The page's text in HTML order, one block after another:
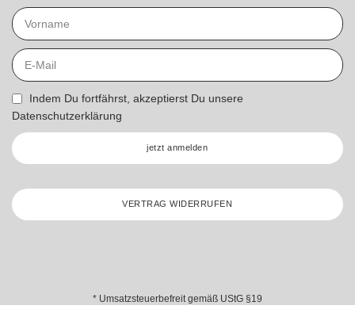
Indem Du fortfährst, akzeptierst Du unsere
Datenschutzerklärung
jetzt anmelden
VERTRAG WIDERRUFEN
* Umsatzsteuerbefreit gemäß UStG §19